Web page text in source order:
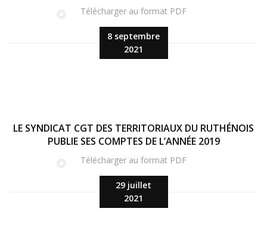
8 septembre
2021
Télécharger au format PDF
29 juillet
2021
LE SYNDICAT CGT DES TERRITORIAUX DU RUTHÉNOIS
PUBLIE SES COMPTES DE L’ANNÉE 2019
Télécharger au format PDF